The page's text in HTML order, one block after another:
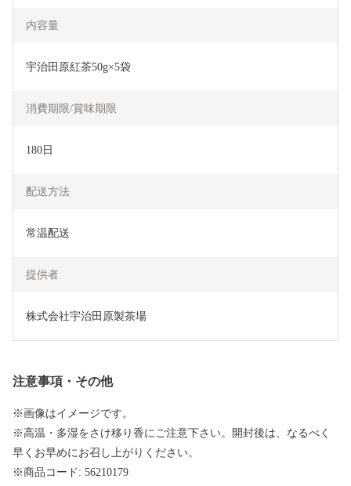
内容量
宇治田原紅茶50g×5袋
消費期限/賞味期限
180日
配送方法
常温配送
提供者
株式会社宇治田原製茶場
注意事項・その他
※画像はイメージです。
※高温・多湿をさけ移り香にご注意下さい。開封後は、なるべく
早くお早めにお召し上がりください。
※商品コード: 56210179